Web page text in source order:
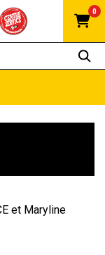
0
et Maryline